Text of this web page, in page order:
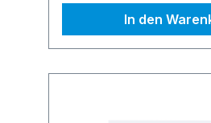
In den